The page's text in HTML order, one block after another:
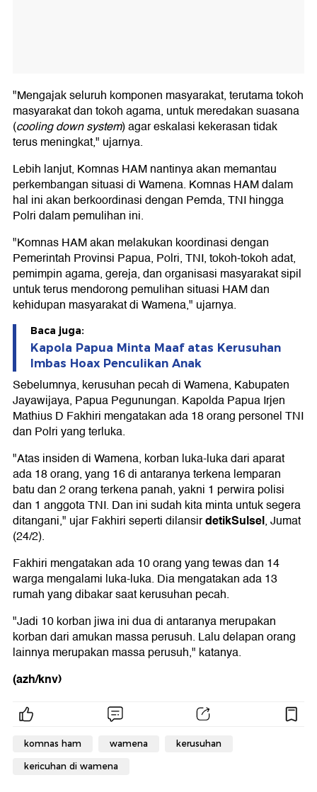
"Mengajak seluruh komponen masyarakat, terutama tokoh
masyarakat dan tokoh agama, untuk meredakan suasana
(cooling down system) agar eskalasi kekerasan tidak
terus meningkat," ujarnya.
Lebih lanjut, Komnas HAM nantinya akan memantau
perkembangan situasi di Wamena. Komnas HAM dalam
hal ini akan berkoordinasi dengan Pemda, TNI hingga
Polri dalam pemulihan ini.
"Komnas HAM akan melakukan koordinasi dengan
Pemerintah Provinsi Papua, Polri, TNI, tokoh-tokoh adat,
pemimpin agama, gereja, dan organisasi masyarakat sipil
untuk terus mendorong pemulihan situasi HAM dan
kehidupan masyarakat di Wamena," ujarnya.
Baca juga:
Kapola Papua Minta Maaf atas Kerusuhan
Imbas Hoax Penculikan Anak
Sebelumnya, kerusuhan pecah di Wamena, Kabupaten
Jayawijaya, Papua Pegunungan. Kapolda Papua Irjen
Mathius D Fakhiri mengatakan ada 18 orang personel TNI
dan Polri yang terluka.
"Atas insiden di Wamena, korban luka-luka dari aparat
ada 18 orang, yang 16 di antaranya terkena lemparan
batu dan 2 orang terkena panah, yakni 1 perwira polisi
dan 1 anggota TNI. Dan ini sudah kita minta untuk segera
ditangani," ujar Fakhiri seperti dilansirdetikSulsel, Jumat
(24/2).
Fakhiri mengatakan ada 10 orang yang tewas dan 14
warga mengalami luka-luka. Dia mengatakan ada 13
rumah yang dibakar saat kerusuhan pecah.
"Jadi 10 korban jiwa ini dua di antaranya merupakan
korban dari amukan massa perusuh. Lalu delapan orang
lainnya merupakan massa perusuh," katanya.
(azh/knv)
komnas ham wamena kerusuhan
kericuhan di wamena